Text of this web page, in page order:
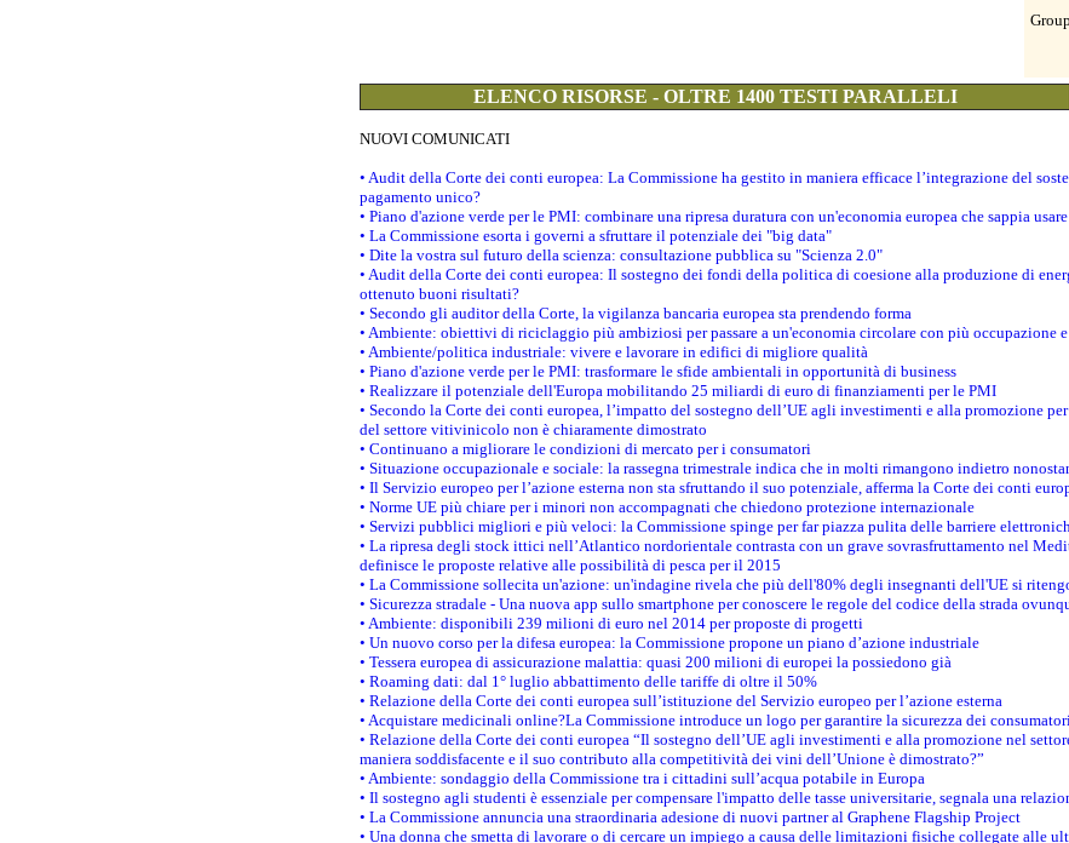
ELENCO RISORSE - OLTRE 1400 TESTI PARALLELI
NUOVI COMUNICATI
• Audit della Corte dei conti europea: La Commissione ha gestito in maniera efficace l’integrazione del
pagamento unico?
• Piano d'azione verde per le PMI: combinare una ripresa duratura con un'economia europea che sappia
• La Commissione esorta i governi a sfruttare il potenziale dei "big data"
• Dite la vostra sul futuro della scienza: consultazione pubblica su "Scienza 2.0"
• Audit della Corte dei conti europea: Il sostegno dei fondi della politica di coesione alla produzione di
ottenuto buoni risultati?
• Secondo gli auditor della Corte, la vigilanza bancaria europea sta prendendo forma
• Ambiente: obiettivi di riciclaggio più ambiziosi per passare a un'economia circolare con più occupazione
• Ambiente/politica industriale: vivere e lavorare in edifici di migliore qualità
• Piano d'azione verde per le PMI: trasformare le sfide ambientali in opportunità di business
• Realizzare il potenziale dell'Europa mobilitando 25 miliardi di euro di finanziamenti per le PMI
• Secondo la Corte dei conti europea, l’impatto del sostegno dell’UE agli investimenti e alla promozione
del settore vitivinicolo non è chiaramente dimostrato
• Continuano a migliorare le condizioni di mercato per i consumatori
• Situazione occupazionale e sociale: la rassegna trimestrale indica che in molti rimangono indietro
• Il Servizio europeo per l’azione esterna non sta sfruttando il suo potenziale, afferma la Corte dei conti
• Norme UE più chiare per i minori non accompagnati che chiedono protezione internazionale
• Servizi pubblici migliori e più veloci: la Commissione spinge per far piazza pulita delle barriere
• La ripresa degli stock ittici nell’Atlantico nordorientale contrasta con un grave sovrasfruttamento nel
definisce le proposte relative alle possibilità di pesca per il 2015
• La Commissione sollecita un'azione: un'indagine rivela che più dell'80% degli insegnanti dell'UE si
• Sicurezza stradale - Una nuova app sullo smartphone per conoscere le regole del codice della strada
• Ambiente: disponibili 239 milioni di euro nel 2014 per proposte di progetti
• Un nuovo corso per la difesa europea: la Commissione propone un piano d’azione industriale
• Tessera europea di assicurazione malattia: quasi 200 milioni di europei la possiedono già
• Roaming dati: dal 1° luglio abbattimento delle tariffe di oltre il 50%
• Relazione della Corte dei conti europea sull’istituzione del Servizio europeo per l’azione esterna
• Acquistare medicinali online?La Commissione introduce un logo per garantire la sicurezza dei consumatori
• Relazione della Corte dei conti europea “Il sostegno dell’UE agli investimenti e alla promozione nel
maniera soddisfacente e il suo contributo alla competitività dei vini dell’Unione è dimostrato?”
• Ambiente: sondaggio della Commissione tra i cittadini sull’acqua potabile in Europa
• Il sostegno agli studenti è essenziale per compensare l'impatto delle tasse universitarie, segnala una
• La Commissione annuncia una straordinaria adesione di nuovi partner al Graphene Flagship Project
• Una donna che smetta di lavorare o di cercare un impiego a causa delle limitazioni fisiche collegate alle